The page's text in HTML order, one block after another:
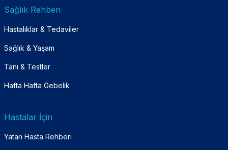
Sağlık Rehberi
Hastalıklar & Tedaviler
Sağlık & Yaşam
Tanı & Testler
Hafta Hafta Gebelik
Hastalar İçin
Yatan Hasta Rehberi